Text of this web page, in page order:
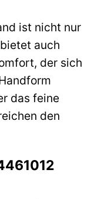
ist nicht nur
auch
der sich
das feine
den